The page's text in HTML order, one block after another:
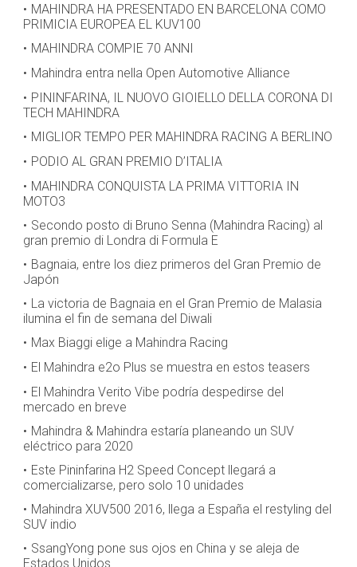
MAHINDRA HA PRESENTADO EN BARCELONA COMO
PRIMICIA EUROPEA EL KUV100
MAHINDRA COMPIE 70 ANNI
Mahindra entra nella Open Automotive Alliance
PININFARINA, IL NUOVO GIOIELLO DELLA CORONA DI
TECH MAHINDRA
MIGLIOR TEMPO PER MAHINDRA RACING A BERLINO
PODIO AL GRAN PREMIO D’ITALIA
MAHINDRA CONQUISTA LA PRIMA VITTORIA IN
MOTO3
Secondo posto di Bruno Senna (Mahindra Racing) al
gran premio di Londra di Formula E
Bagnaia, entre los diez primeros del Gran Premio de
Japón
La victoria de Bagnaia en el Gran Premio de Malasia
ilumina el fin de semana del Diwali
Max Biaggi elige a Mahindra Racing
El Mahindra e2o Plus se muestra en estos teasers
El Mahindra Verito Vibe podría despedirse del
mercado en breve
Mahindra & Mahindra estaría planeando un SUV
eléctrico para 2020
Este Pininfarina H2 Speed Concept llegará a
comercializarse, pero solo 10 unidades
Mahindra XUV500 2016, llega a España el restyling del
SUV indio
SsangYong pone sus ojos en China y se aleja de
Estados Unidos